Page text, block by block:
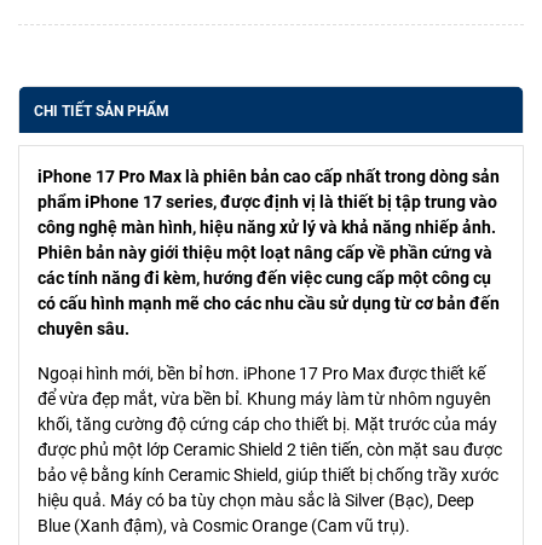
CHI TIẾT SẢN PHẨM
iPhone 17 Pro Max là phiên bản cao cấp nhất trong dòng sản
phẩm iPhone 17 series, được định vị là thiết bị tập trung vào
công nghệ màn hình, hiệu năng xử lý và khả năng nhiếp ảnh.
Phiên bản này giới thiệu một loạt nâng cấp về phần cứng và
các tính năng đi kèm, hướng đến việc cung cấp một công cụ
có cấu hình mạnh mẽ cho các nhu cầu sử dụng từ cơ bản đến
chuyên sâu.
Ngoại hình mới, bền bỉ hơn. iPhone 17 Pro Max được thiết kế
để vừa đẹp mắt, vừa bền bỉ. Khung máy làm từ nhôm nguyên
khối, tăng cường độ cứng cáp cho thiết bị. Mặt trước của máy
được phủ một lớp Ceramic Shield 2 tiên tiến, còn mặt sau được
bảo vệ bằng kính Ceramic Shield, giúp thiết bị chống trầy xước
hiệu quả. Máy có ba tùy chọn màu sắc là Silver (Bạc), Deep
Blue (Xanh đậm), và Cosmic Orange (Cam vũ trụ).